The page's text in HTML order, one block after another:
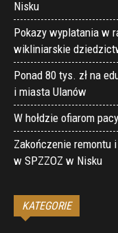
Nisku
Pokazy wyplatania w
wikliniarskie
Ponad 80 tys. zł na
i miasta Ulanów
W hołdzie ofiarom
Zakończenie remontu
w SPZZOZ w Nisku
KATEGORIE